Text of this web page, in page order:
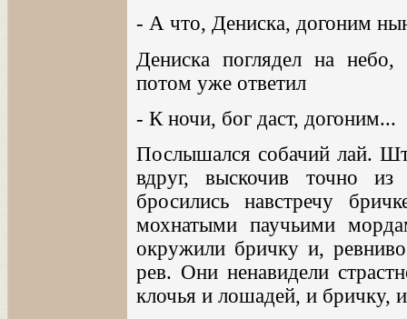
- А что, Дениска, догоним
Дениска поглядел на
потом уже ответил
- К ночи, бог даст, догоним...
Послышался собачий лай.
вдруг, выскочив точно
бросились навстречу
мохнатыми паучьими
окружили бричку и,
рев. Они ненавидели
клочья и лошадей, и бричку,